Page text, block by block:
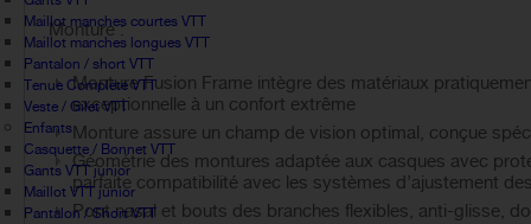
Maillot manches courtes VTT
Maillot manches longues VTT
Pantalon / short VTT
Tenue Complète VTT
Veste / Gilet VTT
Enfants
Casquette / Bonnet VTT
Gants VTT junior
Maillot VTT junior
Pantalon / Short VTT
Monture :
Monture Fusion Frame intègre des matériaux
exceptionnelle à un confort extrême
Monture assure un champ de vision optimal, conçue
Géométrie des montures adaptée aux casques avec
parfaite compatibilité avec les systèmes d’ajustement
Pont nasal et bouts des branches flexibles, anti-glisse,